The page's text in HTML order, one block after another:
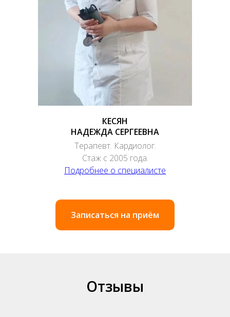
КЕСЯН
НАДЕЖДА СЕРГЕЕВНА
Терапевт. Кардиолог.
Стаж с 2005 года.
Подробнее о специалисте
Записаться на приём
Отзывы